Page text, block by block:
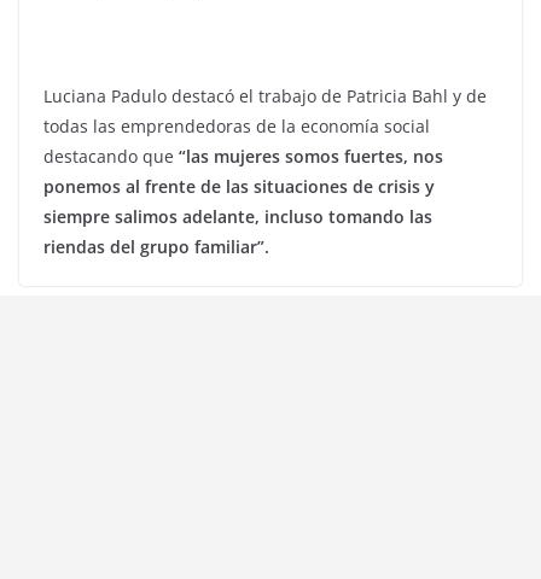
Luciana Padulo destacó el trabajo de Patricia Bahl y de
todas las emprendedoras de la economía social
destacando que “las mujeres somos fuertes, nos
ponemos al frente de las situaciones de crisis y
siempre salimos adelante, incluso tomando las
riendas del grupo familiar”.